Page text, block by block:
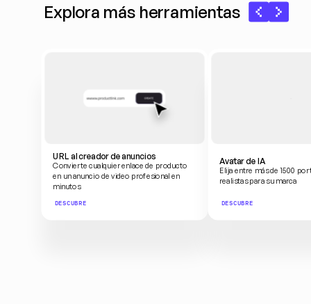
Explora más herramientas
URL al creador de anuncios
Convierte cualquier enlace de producto
en un anuncio de video profesional en
minutos
DESCUBRE
Avatar de IA
Elija entre más de 1500
realistas para su marca
DESCUBRE